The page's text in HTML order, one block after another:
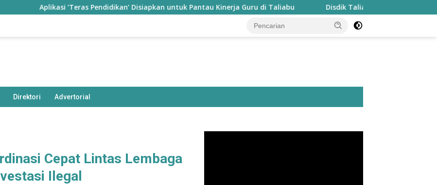
Aplikasi ‘Teras Pendidikan’ Disiapkan untuk Pantau Kinerja Guru di Taliabu Disdik Taliabu Gagas Hari Belajar Guru,
Direktori Advertorial
Cepat Lintas Lembaga
Ilegal